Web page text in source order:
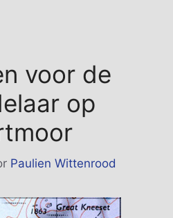
voor de
op
Paulien Wittenrood